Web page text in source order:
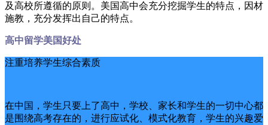
及高校所遵循的原则。美国高中会充分挖掘学生的特点，因材
施教，充分发挥出自己的特点。
高中留学美国好处
注重培养学生综合素质
在中国，学生只要上了高中，学校、家长和学生的一切中心都
是围绕高考存在的，进行应试化、模式化教育，学生的兴趣爱